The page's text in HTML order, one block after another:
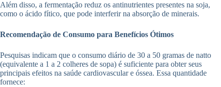
Além disso, a fermentação reduz os antinutrientes presentes na soja,
como o ácido fítico, que pode interferir na absorção de minerais.
Recomendação de Consumo para Benefícios Ótimos
Pesquisas indicam que o consumo diário de 30 a 50 gramas de natto
(equivalente a 1 a 2 colheres de sopa) é suficiente para obter seus
principais efeitos na saúde cardiovascular e óssea. Essa quantidade
fornece: